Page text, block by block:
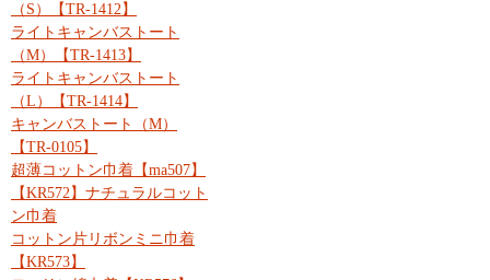
（S）【TR-1412】
ライトキャンバストート
（M）【TR-1413】
ライトキャンバストート
（L）【TR-1414】
キャンバストート（M）
【TR-0105】
超薄コットン巾着【ma507】
【KR572】ナチュラルコット
ン巾着
コットン片リボンミニ巾着
【KR573】